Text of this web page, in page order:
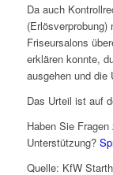
Da auch
Friseursalons
erklären konnte,
ausgehen und die
Das Urteil ist auf
Haben Sie
Unterstützung?
Quelle: KfW